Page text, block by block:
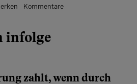
Kommentare
infolge
zahlt, wenn durch